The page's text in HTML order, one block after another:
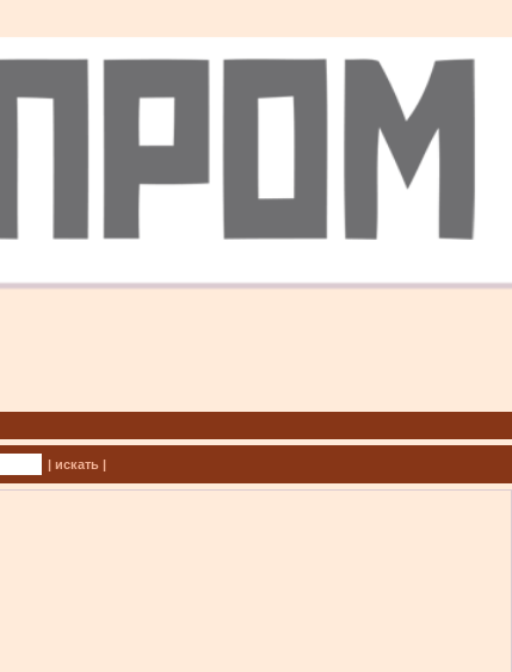
| искать |